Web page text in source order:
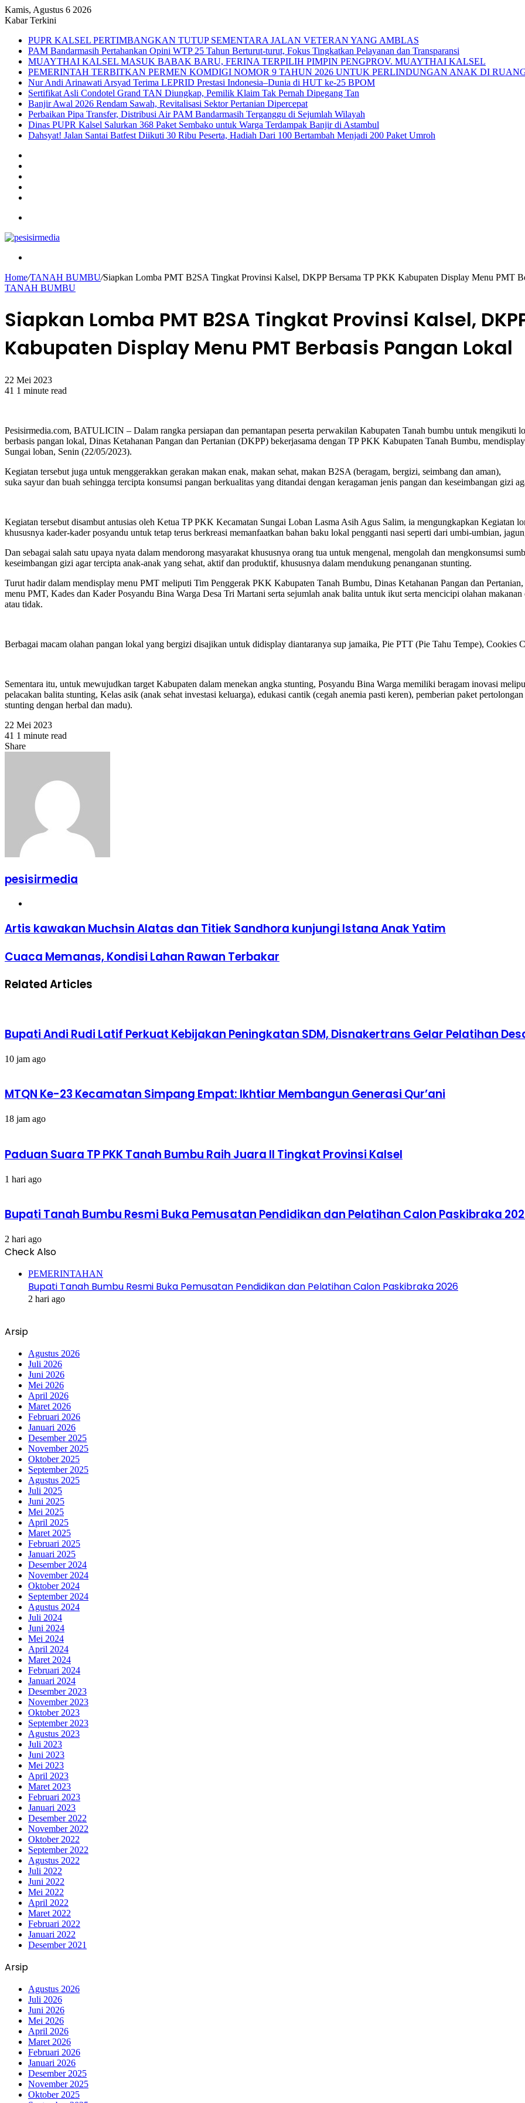
Kamis, Agustus 6 2026
Kabar Terkini
PUPR KALSEL PERTIMBANGKAN TUTUP SEMENTARA JALAN VETERAN YANG AMBLAS
PAM Bandarmasih Pertahankan Opini WTP 25 Tahun Berturut-turut, Fokus Tingkatkan Pelayanan dan Transparansi
MUAYTHAI KALSEL MASUK BABAK BARU, FERINA TERPILIH PIMPIN PENGPROV. MUAYTHAI KALSEL
PEMERINTAH TERBITKAN PERMEN KOMDIGI NOMOR 9 TAHUN 2026 UNTUK PERLINDUNGAN ANAK DI
Nur Andi Arinawati Arsyad Terima LEPRID Prestasi Indonesia–Dunia di HUT ke-25 BPOM
Sertifikat Asli Condotel Grand TAN Diungkap, Pemilik Klaim Tak Pernah Dipegang Tan
Banjir Awal 2026 Rendam Sawah, Revitalisasi Sektor Pertanian Dipercepat
Perbaikan Pipa Transfer, Distribusi Air PAM Bandarmasih Terganggu di Sejumlah Wilayah
Dinas PUPR Kalsel Salurkan 368 Paket Sembako untuk Warga Terdampak Banjir di Astambul
Dahsyat! Jalan Santai Batfest Diikuti 30 Ribu Peserta, Hadiah Dari 100 Bertambah Menjadi 200 Paket Umroh
Home/TANAH BUMBU/Siapkan Lomba PMT B2SA Tingkat Provinsi Kalsel, DKPP Bersama TP PKK Kabupaten Display Menu PMT
TANAH BUMBU
Siapkan Lomba PMT B2SA Tingkat Provinsi Kalsel,
Kabupaten Display Menu PMT Berbasis Pangan Lokal
22 Mei 2023
41 1 minute read
Facebook
Twitter
WhatsApp
Pesisirmedia.com, BATULICIN – Dalam rangka persiapan dan pemantapan peserta perwakilan Kabupaten Tanah bumbu untuk mengikuti
berbasis pangan lokal, Dinas Ketahanan Pangan dan Pertanian (DKPP) bekerjasama dengan TP PKK Kabupaten Tanah Bumbu,
Sungai loban, Senin (22/05/2023).
Kegiatan tersebut juga untuk menggerakkan gerakan makan enak, makan sehat, makan B2SA (beragam, bergizi, seimbang dan aman),
suka sayur dan buah sehingga tercipta konsumsi pangan berkualitas yang ditandai dengan keragaman jenis pangan dan keseimbangan gizi
Kegiatan tersebut disambut antusias oleh Ketua TP PKK Kecamatan Sungai Loban Lasma Asih Agus Salim, ia mengungkapkan Kegiatan
khususnya kader-kader posyandu untuk tetap terus berkreasi memanfaatkan bahan baku lokal pengganti nasi seperti dari umbi-umbian,
Dan sebagai salah satu upaya nyata dalam mendorong masyarakat khususnya orang tua untuk mengenal, mengolah dan mengkonsumsi
keseimbangan gizi agar tercipta anak-anak yang sehat, aktif dan produktif, khususnya dalam mendukung penanganan stunting.
Turut hadir dalam mendisplay menu PMT meliputi Tim Penggerak PKK Kabupaten Tanah Bumbu, Dinas Ketahanan Pangan dan
menu PMT, Kades dan Kader Posyandu Bina Warga Desa Tri Martani serta sejumlah anak balita untuk ikut serta mencicipi olahan
atau tidak.
Berbagai macam olahan pangan lokal yang bergizi disajikan untuk didisplay diantaranya sup jamaika, Pie PTT (Pie Tahu Tempe), Cookies
Sementara itu, untuk mewujudkan target Kabupaten dalam menekan angka stunting, Posyandu Bina Warga memiliki beragam inovasi
pelacakan balita stunting, Kelas asik (anak sehat investasi keluarga), edukasi cantik (cegah anemia pasti keren), pemberian paket
stunting dengan herbal dan madu).
22 Mei 2023
41 1 minute read
Facebook
Twitter
WhatsApp
Share
pesisirmedia
Artis kawakan Muchsin Alatas dan Titiek Sandhora kunjungi Istana Anak Yatim
Cuaca Memanas, Kondisi Lahan Rawan Terbakar
Related Articles
Bupati Andi Rudi Latif Perkuat Kebijakan Peningkatan SDM, Disnakertrans Gelar Pelatihan
10 jam ago
MTQN Ke-23 Kecamatan Simpang Empat: Ikhtiar Membangun Generasi Qur’ani
18 jam ago
Paduan Suara TP PKK Tanah Bumbu Raih Juara II Tingkat Provinsi Kalsel
1 hari ago
Bupati Tanah Bumbu Resmi Buka Pemusatan Pendidikan dan Pelatihan Calon Paskibraka
2 hari ago
Check Also
PEMERINTAHAN
Bupati Tanah Bumbu Resmi Buka Pemusatan Pendidikan dan Pelatihan Calon Paskibraka 2026
2 hari ago
Arsip
Agustus 2026
Juli 2026
Juni 2026
Mei 2026
April 2026
Maret 2026
Februari 2026
Januari 2026
Desember 2025
November 2025
Oktober 2025
September 2025
Agustus 2025
Juli 2025
Juni 2025
Mei 2025
April 2025
Maret 2025
Februari 2025
Januari 2025
Desember 2024
November 2024
Oktober 2024
September 2024
Agustus 2024
Juli 2024
Juni 2024
Mei 2024
April 2024
Maret 2024
Februari 2024
Januari 2024
Desember 2023
November 2023
Oktober 2023
September 2023
Agustus 2023
Juli 2023
Juni 2023
Mei 2023
April 2023
Maret 2023
Februari 2023
Januari 2023
Desember 2022
November 2022
Oktober 2022
September 2022
Agustus 2022
Juli 2022
Juni 2022
Mei 2022
April 2022
Maret 2022
Februari 2022
Januari 2022
Desember 2021
Arsip
Agustus 2026
Juli 2026
Juni 2026
Mei 2026
April 2026
Maret 2026
Februari 2026
Januari 2026
Desember 2025
November 2025
Oktober 2025